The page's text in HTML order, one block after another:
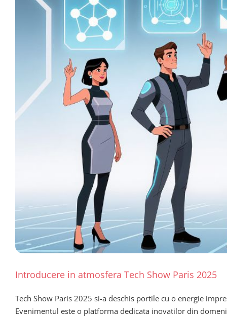
Introducere in atmosfera Tech Show Paris 2025
Tech Show Paris 2025 si-a deschis portile cu o energie
Evenimentul este o platforma dedicata inovatilor din